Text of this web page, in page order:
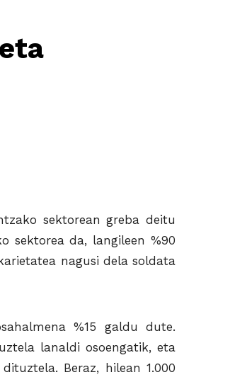
sektorean greba deitu
sektorea da, langileen %90
nagusi dela soldata
%15 galdu dute.
lanaldi osoengatik, eta
Beraz, hilean 1.000